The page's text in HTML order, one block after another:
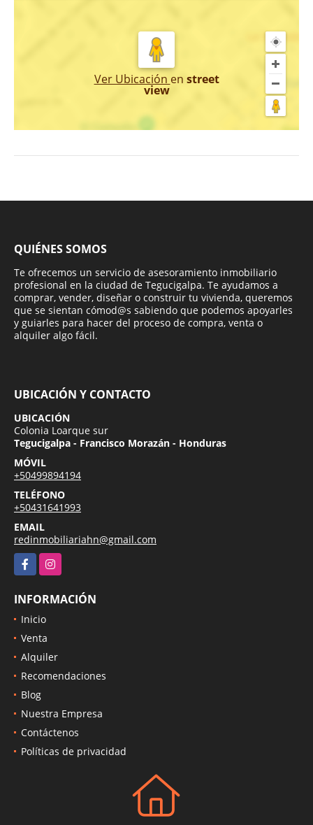
Ver Ubicación en street
view
QUIÉNES SOMOS
Te ofrecemos un servicio de asesoramiento inmobiliario
profesional en la ciudad de Tegucigalpa. Te ayudamos a
comprar, vender, diseñar o construir tu vivienda, queremos
que se sientan cómod@s sabiendo que podemos apoyarles
y guiarles para hacer del proceso de compra, venta o
alquiler algo fácil.
UBICACIÓN Y CONTACTO
UBICACIÓN
Colonia Loarque sur
Tegucigalpa - Francisco Morazán - Honduras
MÓVIL
+50499894194
TELÉFONO
+50431641993
EMAIL
redinmobiliariahn@gmail.com
FacebookInstagram
INFORMACIÓN
Inicio
Venta
Alquiler
Recomendaciones
Blog
Nuestra Empresa
Contáctenos
Políticas de privacidad